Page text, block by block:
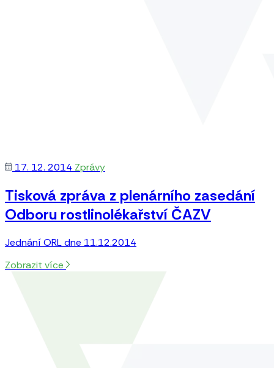
17. 12. 2014 Zprávy
Tisková zpráva z plenárního zasedání
Odboru rostlinolékařství ČAZV
Jednání ORL dne 11.12.2014
Zobrazit více